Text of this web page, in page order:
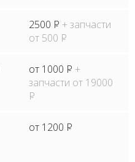
2500 P + запчасти
от 500 P
от 1000 P +
запчасти от 19000
P
от 1200 P